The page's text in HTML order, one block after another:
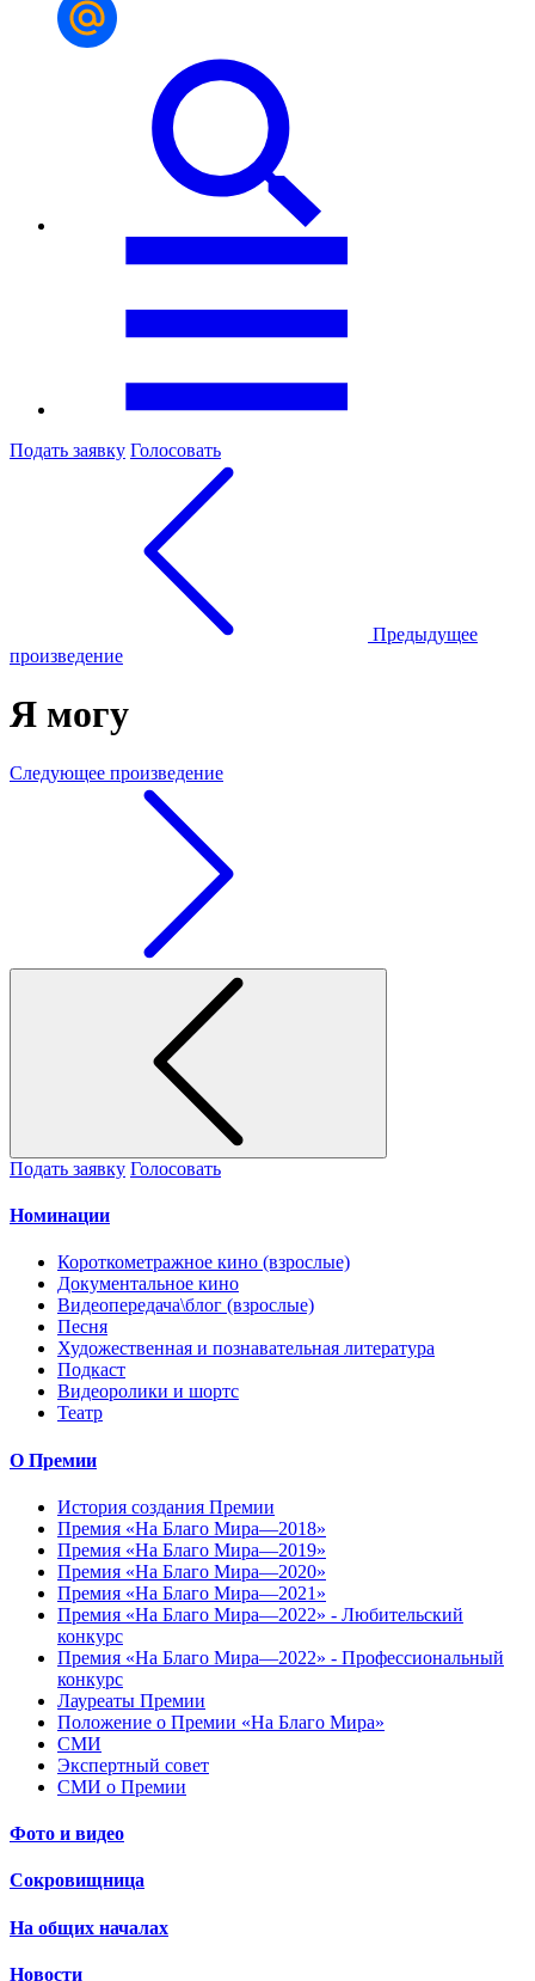
Подать заявку Голосовать
Предыдущее
произведение
Я могу
Следующее произведение
Подать заявку Голосовать
Номинации
Короткометражное кино (взрослые)
Документальное кино
Видеопередача\блог (взрослые)
Песня
Художественная и познавательная литература
Подкаст
Видеоролики и шортс
Театр
О Премии
История создания Премии
Премия «На Благо Мира—2018»
Премия «На Благо Мира—2019»
Премия «На Благо Мира—2020»
Премия «На Благо Мира—2021»
Премия «На Благо Мира—2022» - Любительский
конкурс
Премия «На Благо Мира—2022» - Профессиональный
конкурс
Лауреаты Премии
Положение о Премии «На Благо Мира»
СМИ
Экспертный совет
СМИ о Премии
Фото и видео
Сокровищница
На общих началах
Новости